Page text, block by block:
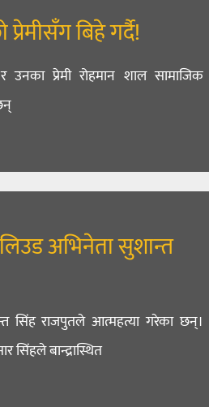
बिहे गर्दै!
उनका प्रेमी रोहमान शाल सामाजिक
अभिनेता सुशान्त
सिंह राजपुतले आत्महत्या गरेका छन्।
सिंहले बान्द्रास्थित